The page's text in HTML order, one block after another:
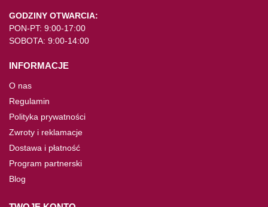
GODZINY OTWARCIA:
PON-PT: 9:00-17:00
SOBOTA: 9:00-14:00
INFORMACJE
O nas
Regulamin
Polityka prywatności
Zwroty i reklamacje
Dostawa i płatność
Program partnerski
Blog